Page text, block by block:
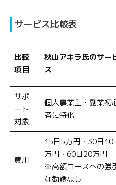
サービス比較表
比較
項目
秋山アキラ氏のサー
ス
サポ
ート
対象
個人事業主・副業初
者に特化
費用
15日5万円・30日10
万円・60日20万円
※高額コースへの強
な勧誘なし